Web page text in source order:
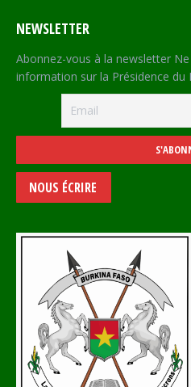
NEWSLETTER
Abonnez-vous à la newsletter
information sur la Présidence du
NOUS ÉCRIRE